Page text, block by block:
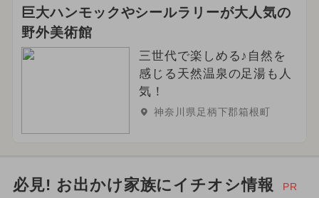
巨大ハンモックやシールラリーが大人気の
野外美術館
三世代で楽しめる♪自然を
感じる天然温泉の足湯も人
気！
神奈川県足柄下郡箱根町
必見! お出かけ家族にイチオシ情報 PR